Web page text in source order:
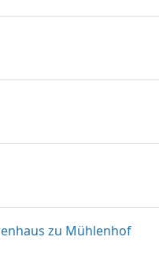
zu Mühlenhof